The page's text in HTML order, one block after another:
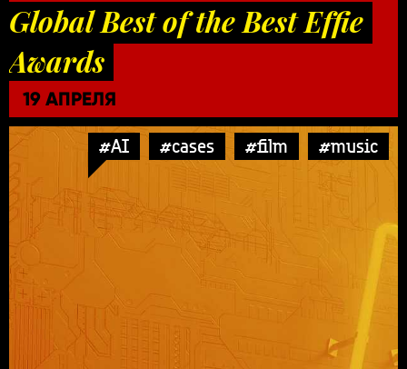
Global Best of the Best Effie
Awards
19 АПРЕЛЯ
#AI #cases #film #music